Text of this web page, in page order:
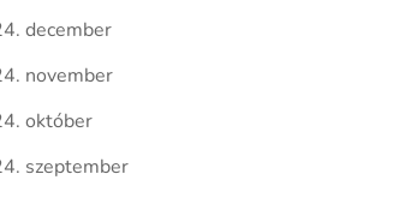
december
november
október
szeptember